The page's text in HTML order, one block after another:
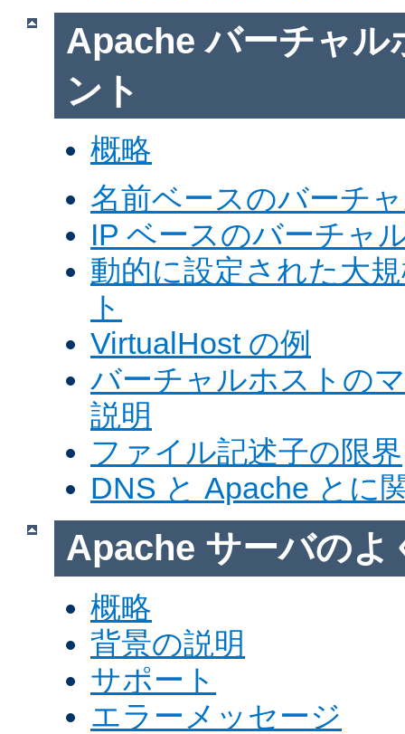
Apache バーチャル
ント
概略
名前ベースのバーチ
IP ベースのバーチャ
動的に設定された大
ト
VirtualHost の例
バーチャルホストの
説明
ファイル記述子の限界
DNS と Apache とに
Apache サーバのよ
概略
背景の説明
サポート
エラーメッセージ